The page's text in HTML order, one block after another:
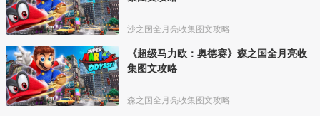
沙之国全月亮收集图文攻略
《超级马力欧：奥德赛》森之国全月亮收
集图文攻略
森之国全月亮收集图文攻略